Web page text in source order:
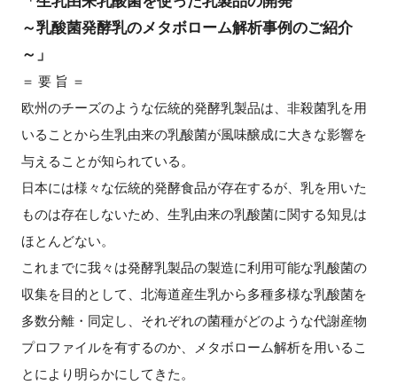
～乳酸菌発酵乳のメタボローム解析事例のご紹介
～」
＝ 要 旨 ＝
欧州のチーズのような伝統的発酵乳製品は、非殺菌乳を用
いることから生乳由来の乳酸菌が風味醸成に大きな影響を
与えることが知られている。
日本には様々な伝統的発酵食品が存在するが、乳を用いた
ものは存在しないため、生乳由来の乳酸菌に関する知見は
ほとんどない。
これまでに我々は発酵乳製品の製造に利用可能な乳酸菌の
収集を目的として、北海道産生乳から多種多様な乳酸菌を
多数分離・同定し、それぞれの菌種がどのような代謝産物
プロファイルを有するのか、メタボローム解析を用いるこ
とにより明らかにしてきた。